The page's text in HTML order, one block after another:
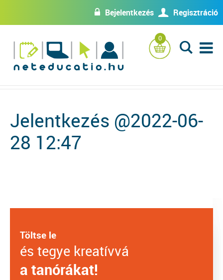
w Bejelentkezés U Regisztráció
0
L
Jelentkezés @2022-06-
28 12:47
Töltse le
és tegye kreatívvá
a tanórákat!